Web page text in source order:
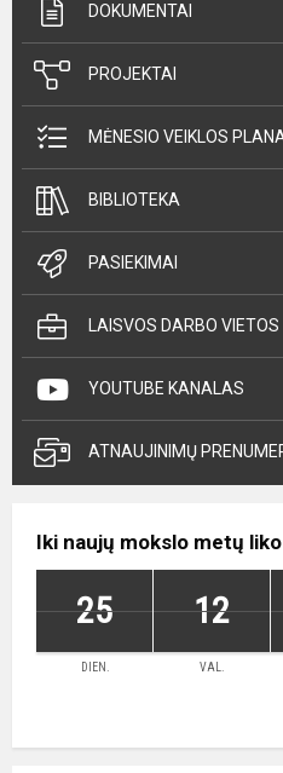
DOKUMENTAI
PROJEKTAI
MĖNESIO VEIKLOS
BIBLIOTEKA
PASIEKIMAI
LAISVOS DARBO VIETOS
YOUTUBE KANALAS
ATNAUJINIMŲ
Iki naujų mokslo metų liko
25 12
DIEN. VAL.